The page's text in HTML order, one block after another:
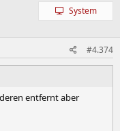
System
#4.374
entfernt aber